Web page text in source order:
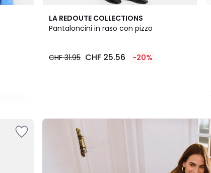
LA REDOUTE COLLECTIONS
Pantaloncini in raso con pizzo
CHF 31.95 CHF 25.56 -20%
Il